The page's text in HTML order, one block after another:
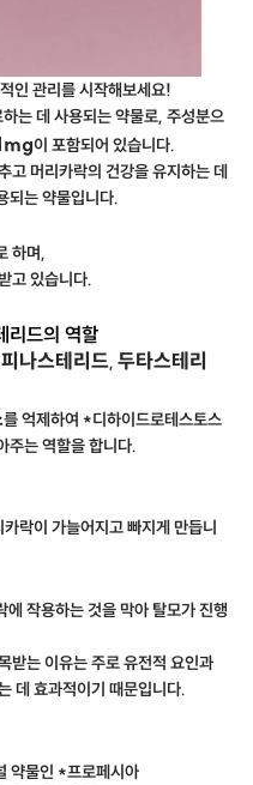
인 관리를 시작해보세요!
는 데 사용되는 약물로, 주성분으
이 포함되어 있습니다.
고 머리카락의 건강을 유지하는 데
되는 약물입니다.
하며,
고 있습니다.
리드의 역할
피나스테리드,두타스테리
를 억제하여 *디하이드로테스토스
는 역할을 합니다.
락이 가늘어지고 빠지게 만듭니
작용하는 것을 막아 탈모가 진행
받는 이유는 주로 유전적 요인과
데 효과적이기 때문입니다.
약물인 *프로페시아